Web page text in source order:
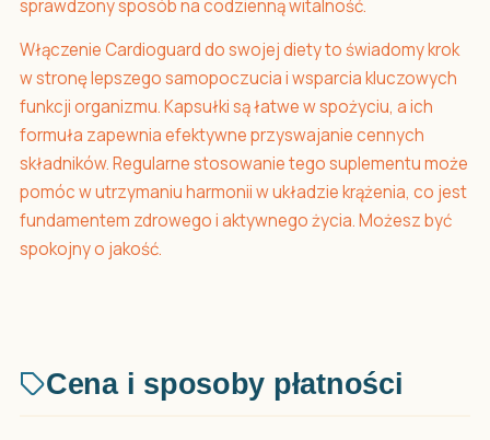
sprawdzony sposób na codzienną witalność.
Włączenie Cardioguard do swojej diety to świadomy krok
w stronę lepszego samopoczucia i wsparcia kluczowych
funkcji organizmu. Kapsułki są łatwe w spożyciu, a ich
formuła zapewnia efektywne przyswajanie cennych
składników. Regularne stosowanie tego suplementu może
pomóc w utrzymaniu harmonii w układzie krążenia, co jest
fundamentem zdrowego i aktywnego życia. Możesz być
spokojny o jakość.
Cena i sposoby płatności